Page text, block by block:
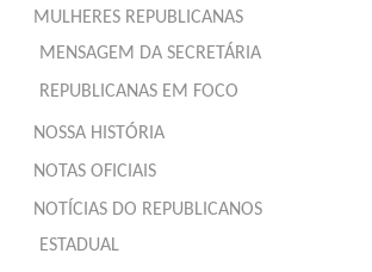
MULHERES REPUBLICANAS
MENSAGEM DA SECRETÁRIA
REPUBLICANAS EM FOCO
NOSSA HISTÓRIA
NOTAS OFICIAIS
NOTÍCIAS DO REPUBLICANOS
ESTADUAL